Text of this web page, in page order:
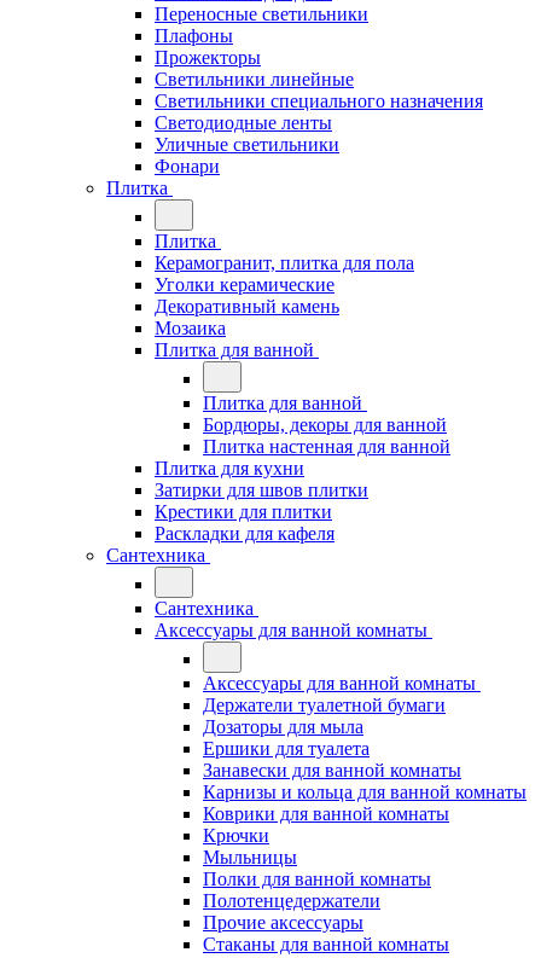
Переносные светильники
Плафоны
Прожекторы
Светильники линейные
Светильники специального назначения
Светодиодные ленты
Уличные светильники
Фонари
Плитка
Плитка
Керамогранит, плитка для пола
Уголки керамические
Декоративный камень
Мозаика
Плитка для ванной
Плитка для ванной
Бордюры, декоры для ванной
Плитка настенная для ванной
Плитка для кухни
Затирки для швов плитки
Крестики для плитки
Раскладки для кафеля
Сантехника
Сантехника
Аксессуары для ванной комнаты
Аксессуары для ванной комнаты
Держатели туалетной бумаги
Дозаторы для мыла
Ершики для туалета
Занавески для ванной комнаты
Карнизы и кольца для ванной комнаты
Коврики для ванной комнаты
Крючки
Мыльницы
Полки для ванной комнаты
Полотенцедержатели
Прочие аксессуары
Стаканы для ванной комнаты